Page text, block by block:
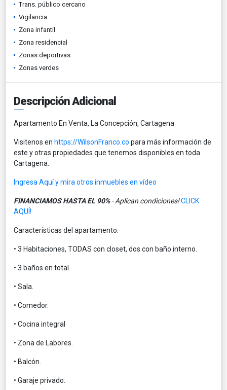
Trans. público cercano
Vigilancia
Zona infantil
Zona residencial
Zonas deportivas
Zonas verdes
Descripción Adicional
Apartamento En Venta, La Concepción, Cartagena
Visitenos en https://WilsonFranco.co para más información de
este y otras propiedades que tenemos disponibles en toda
Cartagena.
Ingresa Aquí y mira otros inmuebles en vídeo
FINANCIAMOS HASTA EL 90%- Aplican condiciones!CLICK
AQUÍ!
Características del apartamento:
• 3 Habitaciones, TODAS con closet, dos con baño interno.
• 3 baños en total.
• Sala.
• Comedor.
• Cocina integral
• Zona de Labores.
• Balcón.
• Garaje privado.